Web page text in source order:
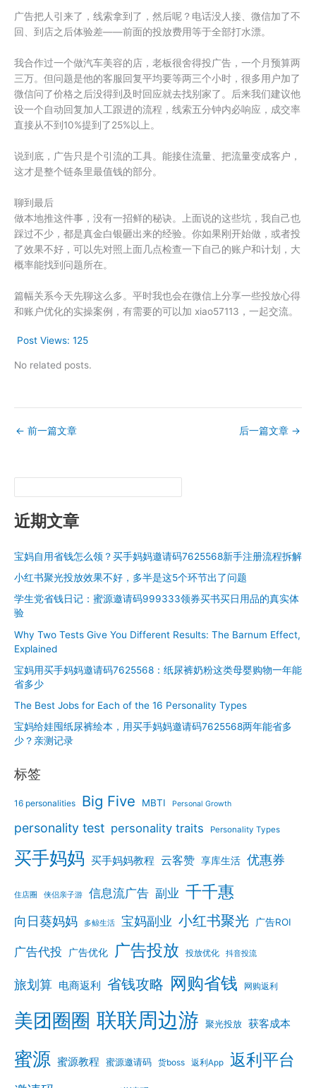
广告把人引来了，线索拿到了，然后呢？电话没人接、微信加了不
回、到店之后体验差——前面的投放费用等于全部打水漂。
我合作过一个做汽车美容的店，老板很舍得投广告，一个月预算两
三万。但问题是他的客服回复平均要等两三个小时，很多用户加了
微信问了价格之后没得到及时回应就去找别家了。后来我们建议他
设一个自动回复加人工跟进的流程，线索五分钟内必响应，成交率
直接从不到10%提到了25%以上。
说到底，广告只是个引流的工具。能接住流量、把流量变成客户，
这才是整个链条里最值钱的部分。
聊到最后
做本地推这件事，没有一招鲜的秘诀。上面说的这些坑，我自己也
踩过不少，都是真金白银砸出来的经验。你如果刚开始做，或者投
了效果不好，可以先对照上面几点检查一下自己的账户和计划，大
概率能找到问题所在。
篇幅关系今天先聊这么多。平时我也会在微信上分享一些投放心得
和账户优化的实操案例，有需要的可以加 xiao57113，一起交流。
Post Views: 125
No related posts.
← 前一篇文章 后一篇文章 →
近期文章
宝妈自用省钱怎么领？买手妈妈邀请码7625568新手注册流程拆解
小红书聚光投放效果不好，多半是这5个环节出了问题
学生党省钱日记：蜜源邀请码999333领券买书买日用品的真实体
验
Why Two Tests Give You Different Results: The Barnum Effect,
Explained
宝妈用买手妈妈邀请码7625568：纸尿裤奶粉这类母婴购物一年能
省多少
The Best Jobs for Each of the 16 Personality Types
宝妈给娃囤纸尿裤绘本，用买手妈妈邀请码7625568两年能省多
少？亲测记录
标签
16 personalities Big Five MBTI Personal Growth
personality test personality traits Personality Types
买手妈妈 买手妈妈教程 云客赞 享库生活 优惠券
住店圈 侠侣亲子游 信息流广告 副业 千千惠
向日葵妈妈 多鲸生活 宝妈副业 小红书聚光 广告ROI
广告代投 广告优化 广告投放 投放优化 抖音投流
旅划算 电商返利 省钱攻略 网购省钱 网购返利
美团圈圈 联联周边游 聚光投放 获客成本
蜜源 蜜源教程 蜜源邀请码 货boss 返利App 返利平台